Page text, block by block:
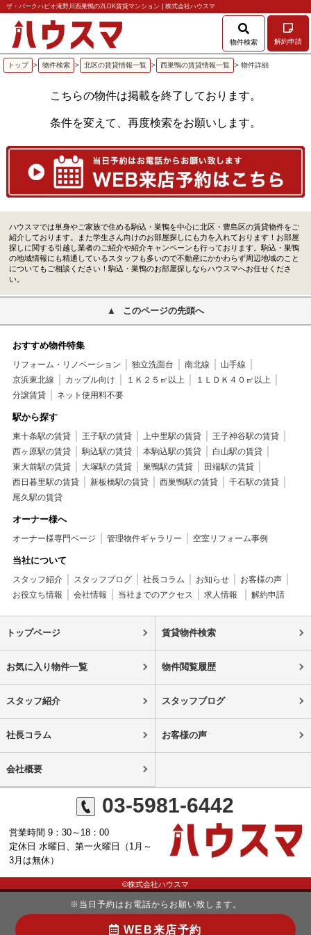
ザ・パークハビオ滝野川西巣鴨の2LDK賃貸マンション | 株式会社ハウスマ
物件検索 解約申請
トップ > 物件検索 > 北区の賃貸情報一覧 > 西巣鴨の賃貸情報一覧 > 物件詳細
こちらの物件は掲載を終了しております。
条件を変えて、再度検索をお願いします。
ハウスマでは単身やご家族で住める駒込・巣鴨を中心に北区・豊島区の賃貸物件をご
紹介しております。また学生さん向けのお部屋探しにも力を入れております！お部屋
探しに関する引越し業者のご紹介や紹介キャンペーンも行っております。駒込・巣鴨
の地域情報にも精通しているスタッフも多いので不動産にかかわらず周辺地域のこと
についてもご相談ください！駒込・巣鴨のお部屋探しならハウスマへお任せくださ
い。
このページの先頭へ
おすすめ物件特集
リフォーム・リノベーション 独立洗面台 南北線
山手線
京浜東北線
カップル向け １Ｋ２５㎡以上
１ＬＤＫ４０㎡以上
分譲賃貸
ネット使用料不要
駅から探す
東十条駅の賃貸 王子駅の賃貸 上中里駅の賃貸
王子神谷駅の賃貸
西ヶ原駅の賃貸
駒込駅の賃貸 本駒込駅の賃貸
白山駅の賃貸
東大前駅の賃貸
大塚駅の賃貸 巣鴨駅の賃貸
田端駅の賃貸
西日暮里駅の賃貸
新板橋駅の賃貸 西巣鴨駅の賃貸
千石駅の賃貸
尾久駅の賃貸
オーナー様へ
オーナー様専門ページ 管理物件ギャラリー 空室リフォーム事例
当社について
スタッフ紹介 スタッフブログ 社長コラム お知らせ
お客様の声
お役立ち情報
会社情報 当社までのアクセス 求人情報 解約申請
トップページ 賃貸物件検索
お気に入り物件一覧 物件閲覧履歴
スタッフ紹介 スタッフブログ
社長コラム お客様の声
会社概要
03-5981-6442
営業時間 9：30～18：00
定休日 水曜日、第一火曜日（1月～
3月は無休）
©株式会社ハウスマ
※当日予約はお電話からお願い致します。
WEB来店予約